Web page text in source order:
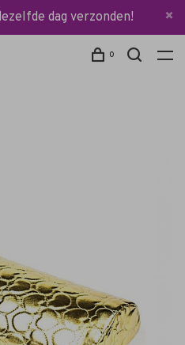
dag verzonden!
0